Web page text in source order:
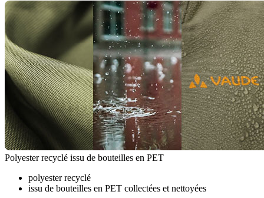
Polyester recyclé issu de bouteilles en PET
polyester recyclé
issu de bouteilles en PET collectées et nettoyées